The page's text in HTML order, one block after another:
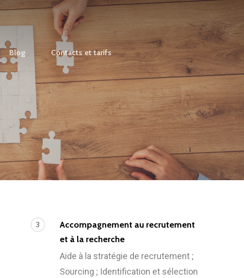
Blog Contacts et tarifs
3
Accompagnement au recrutement
et à la recherche
Aide à la stratégie de recrutement ;
Sourcing ; Identification et sélection